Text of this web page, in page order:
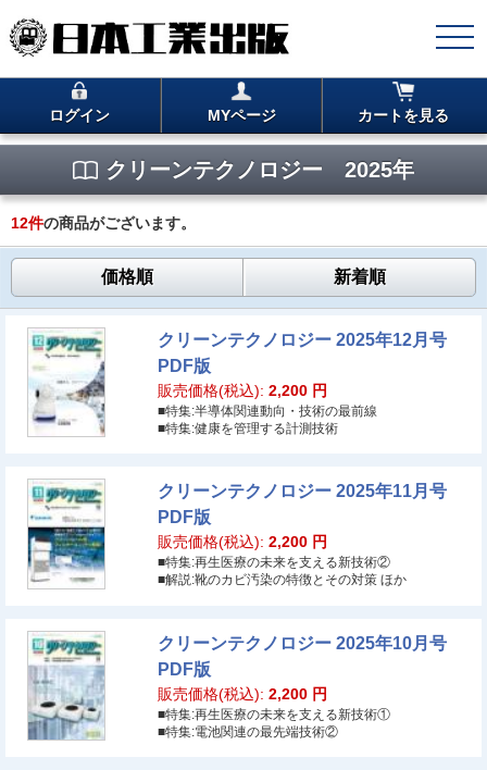
ログイン MYページ カートを見る
クリーンテクノロジー 2025年
12件の商品がございます。
価格順 新着順
クリーンテクノロジー 2025年12月号
PDF版
販売価格(税込): 2,200 円
■特集:半導体関連動向・技術の最前線
■特集:健康を管理する計測技術
クリーンテクノロジー 2025年11月号
PDF版
販売価格(税込): 2,200 円
■特集:再生医療の未来を支える新技術②
■解説:靴のカビ汚染の特徴とその対策 ほか
クリーンテクノロジー 2025年10月号
PDF版
販売価格(税込): 2,200 円
■特集:再生医療の未来を支える新技術①
■特集:電池関連の最先端技術②